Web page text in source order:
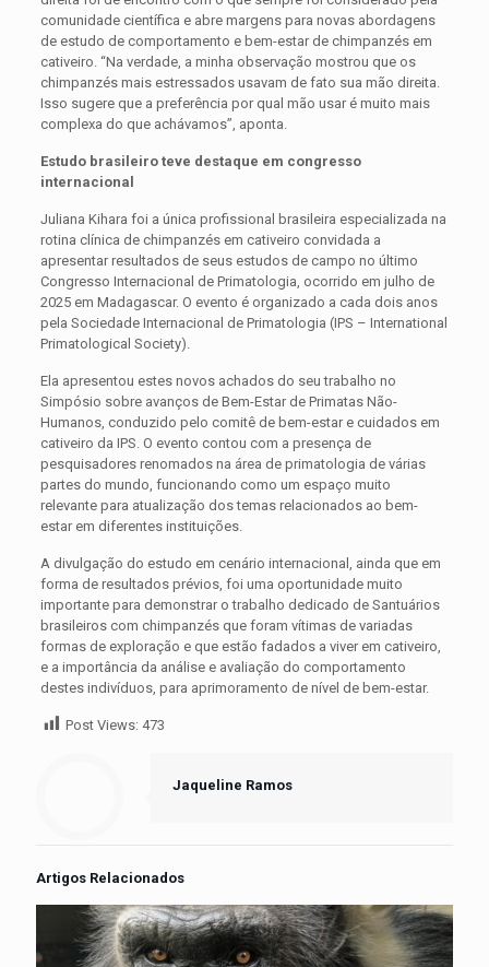
comunidade científica e abre margens para novas abordagens
de estudo de comportamento e bem-estar de chimpanzés em
cativeiro. “Na verdade, a minha observação mostrou que os
chimpanzés mais estressados usavam de fato sua mão direita.
Isso sugere que a preferência por qual mão usar é muito mais
complexa do que achávamos”, aponta.
Estudo brasileiro teve destaque em congresso
internacional
Juliana Kihara foi a única profissional brasileira especializada na
rotina clínica de chimpanzés em cativeiro convidada a
apresentar resultados de seus estudos de campo no último
Congresso Internacional de Primatologia, ocorrido em julho de
2025 em Madagascar. O evento é organizado a cada dois anos
pela Sociedade Internacional de Primatologia (IPS – International
Primatological Society).
Ela apresentou estes novos achados do seu trabalho no
Simpósio sobre avanços de Bem-Estar de Primatas Não-
Humanos, conduzido pelo comitê de bem-estar e cuidados em
cativeiro da IPS. O evento contou com a presença de
pesquisadores renomados na área de primatologia de várias
partes do mundo, funcionando como um espaço muito
relevante para atualização dos temas relacionados ao bem-
estar em diferentes instituições.
A divulgação do estudo em cenário internacional, ainda que em
forma de resultados prévios, foi uma oportunidade muito
importante para demonstrar o trabalho dedicado de Santuários
brasileiros com chimpanzés que foram vítimas de variadas
formas de exploração e que estão fadados a viver em cativeiro,
e a importância da análise e avaliação do comportamento
destes indivíduos, para aprimoramento de nível de bem-estar.
Post Views: 473
Jaqueline Ramos
Artigos Relacionados